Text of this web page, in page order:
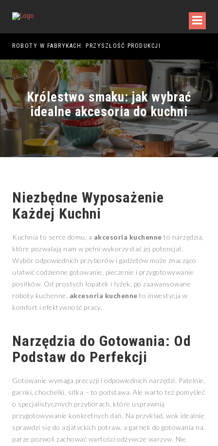
ROBOTY W FABRYKACH: PRZYSZŁOŚĆ PRODUKCJI
Królestwo smaku: jak wybrać
idealne akcesoria do kuchni
Niezbędne Wyposażenie
Każdej Kuchni
Kuchnia to serce domu, a akcesoria kuchenne to narzędzia,
które pozwalają nam w pełni wykorzystać jej potencjał.
Wybór odpowiednich przyborów i gadżetów może znacząco
ułatwić codzienne gotowanie, pieczenie i przygotowywanie
posiłków. Od prostych łopatek i łyżek, po zaawansowane
roboty kuchenne, akcesoria kuchenne to inwestycja w
komfort i efektywność pracy.
Narzędzia do Gotowania: Od
Podstaw do Perfekcji
Gotowanie wymaga precyzji i odpowiednich narzędzi. Patelnie,
garnki, chochelki, sitka – to podstawa. Ale warto też pomyśleć
o specjalistycznych przyborach, które usprawnią
przygotowywanie konkretnych dań. Na przykład, wok idealnie
sprawdzi się do azjatyckich potraw, a garnek do gotowania na
parze pozwoli zachować wartości odżywcze warzyw. Nie